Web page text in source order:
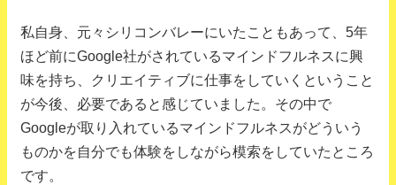
私自身、元々シリコンバレーにいたこともあって、5年
ほど前にGoogle社がされているマインドフルネスに興
味を持ち、クリエイティブに仕事をしていくということ
が今後、必要であると感じていました。その中で
Googleが取り入れているマインドフルネスがどういう
ものかを自分でも体験をしながら模索をしていたところ
です。